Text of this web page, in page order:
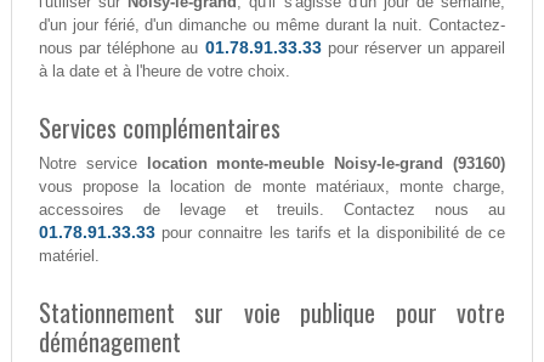
d'un jour férié, d'un dimanche ou même durant la nuit. Contactez-
nous par téléphone au 01.78.91.33.33 pour réserver un appareil
à la date et à l'heure de votre choix.
Services complémentaires
Notre service
location monte-meuble Noisy-le-grand (93160)
vous propose la location de monte matériaux, monte charge,
accessoires de levage et treuils. Contactez nous au
01.78.91.33.33 pour connaitre les tarifs et la disponibilité de ce
matériel.
Stationnement sur voie publique pour votre
déménagement